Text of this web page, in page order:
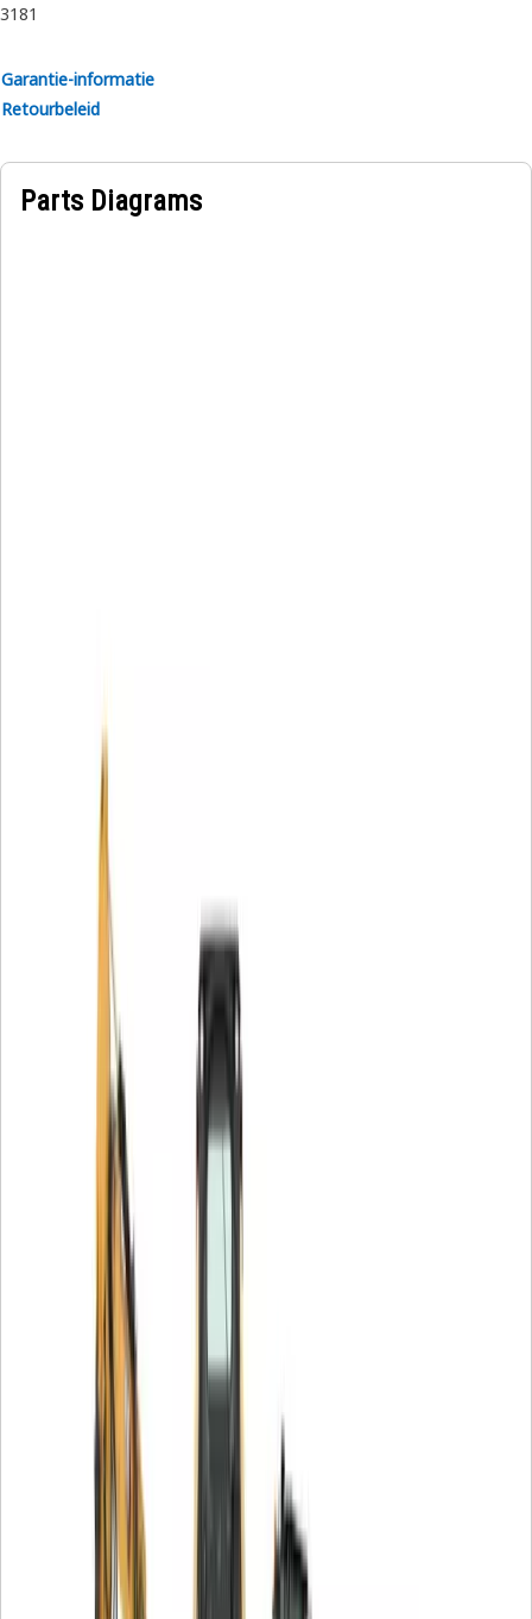
3181
Garantie-informatie
Retourbeleid
Parts Diagrams